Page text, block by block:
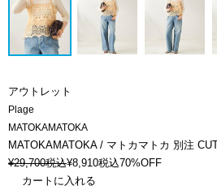
アウトレット
Plage
MATOKAMATOKA
MATOKAMATOKA / マトカマトカ 別注
¥29,700税込¥8,910税込70%OFF
カートに入れる